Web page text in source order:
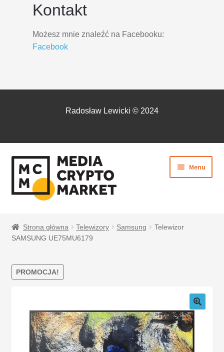
Kontakt
Możesz mnie znaleźć na Facebooku:
Facebook
Radosław Lewicki © 2024
PRZEJDŹ
DO
NAWIGACJI
PRZEJDŹ
DO
TREŚCI
Menu
O NAS
BEZPIECZNE PŁATNOŚCI
Strona główna Telewizory Samsung
Telewizor
SAMSUNG UE75MU6179
PROMOCJA!